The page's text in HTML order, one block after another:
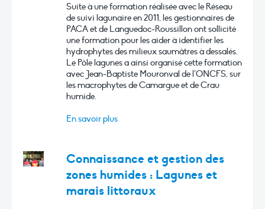
Suite à une formation réalisée avec le Réseau
de suivi lagunaire en 2011, les gestionnaires de
PACA et de Languedoc-Roussillon ont sollicité
une formation pour les aider à identifier les
hydrophytes des milieux saumâtres à dessalés.
Le Pôle lagunes a ainsi organisé cette formation
avec Jean-Baptiste Mouronval de l’ONCFS, sur
les macrophytes de Camargue et de Crau
humide.
En savoir plus
Connaissance et gestion des
zones humides : Lagunes et
marais littoraux